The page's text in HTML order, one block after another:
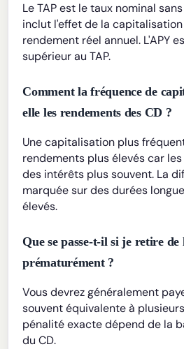
Le TAP est le taux nominal
inclut l'effet de la
rendement réel annuel. L'APY
supérieur au TAP.
Comment la fréquence de
elle les rendements des CD ?
Une capitalisation plus
rendements plus élevés car
des intérêts plus souvent. La
marquée sur des durées
élevés.
Que se passe-t-il si je retire
prématurément ?
Vous devrez généralement
souvent équivalente à
pénalité exacte dépend de la
du CD.